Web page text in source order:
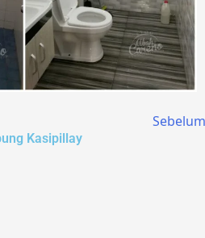
Kasipillay